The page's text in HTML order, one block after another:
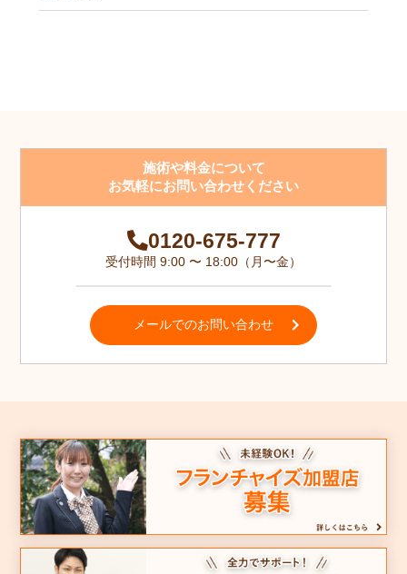
施術や料金について
お気軽にお問い合わせください
0120-675-777
受付時間 9:00 〜 18:00（月〜金）
メールでのお問い合わせ